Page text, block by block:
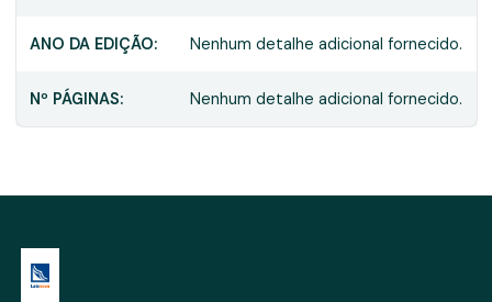
ANO DA EDIÇÃO: Nenhum detalhe adicional fornecido.
Nº PÁGINAS: Nenhum detalhe adicional fornecido.